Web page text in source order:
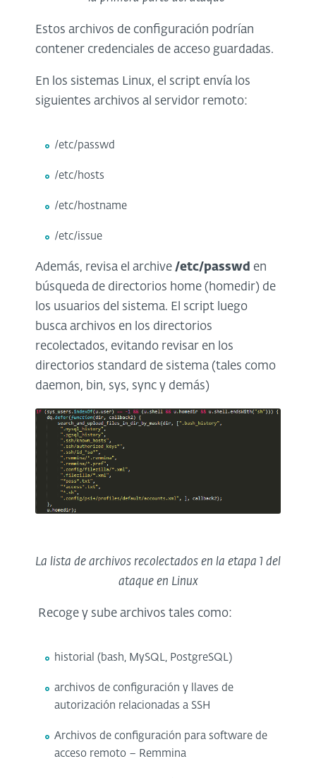
Estos archivos de configuración podrían
contener credenciales de acceso guardadas.
En los sistemas Linux, el script envía los
siguientes archivos al servidor remoto:
/etc/passwd
/etc/hosts
/etc/hostname
/etc/issue
Además, revisa el archive /etc/passwd en
búsqueda de directorios home (homedir) de
los usuarios del sistema. El script luego
busca archivos en los directorios
recolectados, evitando revisar en los
directorios standard de sistema (tales como
daemon, bin, sys, sync y demás)
La lista de archivos recolectados en la etapa 1 del
ataque en Linux
Recoge y sube archivos tales como:
historial (bash, MySQL, PostgreSQL)
archivos de configuración y llaves de
autorización relacionadas a SSH
Archivos de configuración para software de
acceso remoto – Remmina